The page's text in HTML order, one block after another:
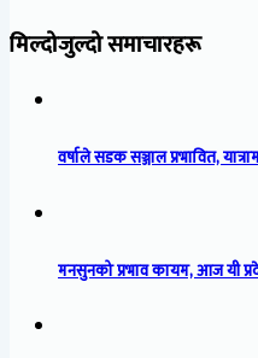
मिल्दोजुल्दो समाचारहरू
वर्षाले सडक सञ्जाल प्रभावित,
मनसुनको प्रभाव कायम, आज यी